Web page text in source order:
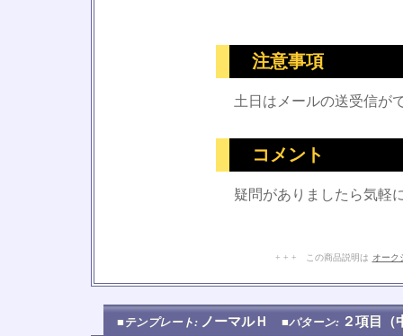
注意事項
土日はメールの送受信が
コメント
疑問がありましたら気軽
+ + + この商品説明は オーク
■テンプレート: ノーマルＨ ■パターン: ２項目